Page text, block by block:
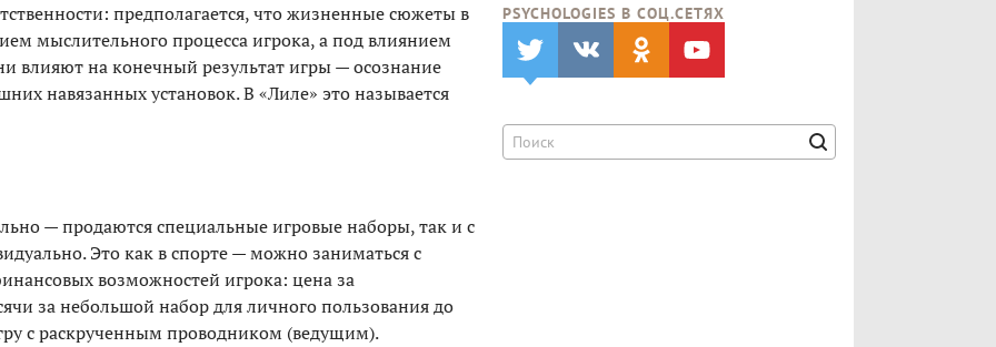
предполагается, что жизненные сюжеты в
мыслительного процесса игрока, а под влиянием
влияют на конечный результат игры — осознание
навязанных установок. В «Лиле» это называется
— продаются специальные игровые наборы, так и с
Это как в спорте — можно заниматься с
возможностей игрока: цена за
за небольшой набор для личного пользования до
с раскрученным проводником (ведущим).
PSYCHOLOGIES В CОЦ.СЕТЯХ